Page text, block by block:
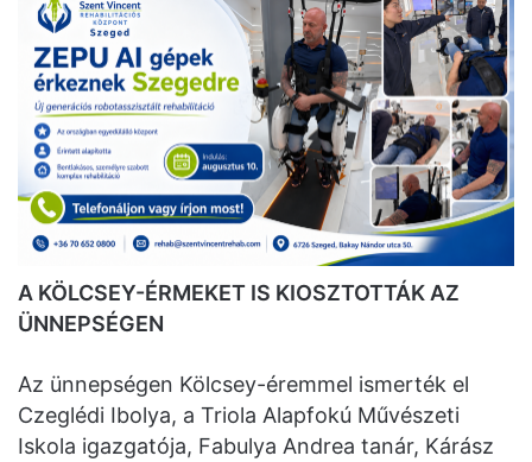
A KÖLCSEY-ÉRMEKET IS KIOSZTOTTÁK AZ
ÜNNEPSÉGEN
Az ünnepségen Kölcsey-éremmel ismerték el
Czeglédi Ibolya, a Triola Alapfokú Művészeti
Iskola igazgatója, Fabulya Andrea tanár, Kárász